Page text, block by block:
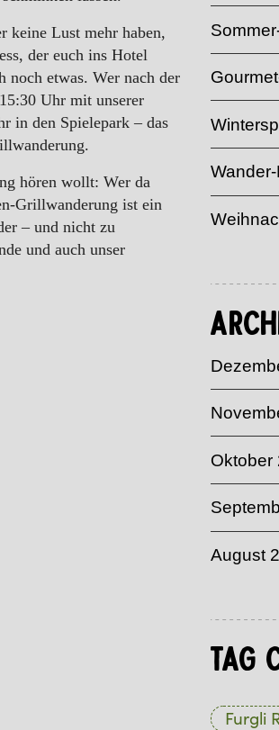
keine Lust mehr haben,
der euch ins Hotel
noch etwas. Wer nach der
Uhr mit unserer
in den Spielepark – das
hören wollt: Wer da
Grillwanderung ist ein
– und nicht zu
und auch unser
Oktober
August
Tag
Furgli